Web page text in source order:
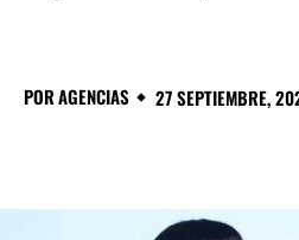
PORAGENCIAS 27 SEPTIEMBRE,